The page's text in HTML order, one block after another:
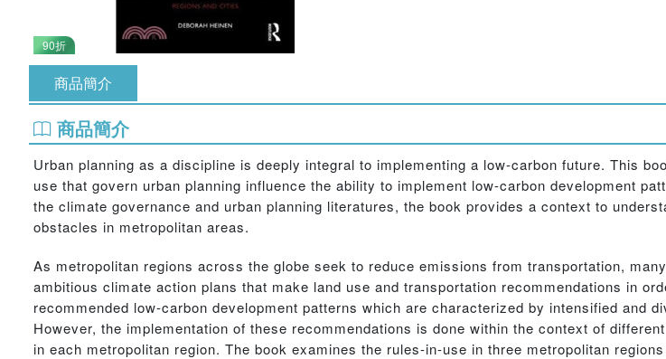
90折
商品簡介
商品簡介
Urban planning as a discipline is deeply integral to implementing a low-carbon future. This
use that govern urban planning influence the ability to implement low-carbon development
the climate governance and urban planning literatures, the book provides a context to
obstacles in metropolitan areas.
As metropolitan regions across the globe seek to reduce emissions from transportation,
ambitious climate action plans that make land use and transportation recommendations in
recommended low-carbon development patterns which are characterized by intensified and
However, the implementation of these recommendations is done within the context of
in each metropolitan region. The book examines the rules-in-use in three metropolitan